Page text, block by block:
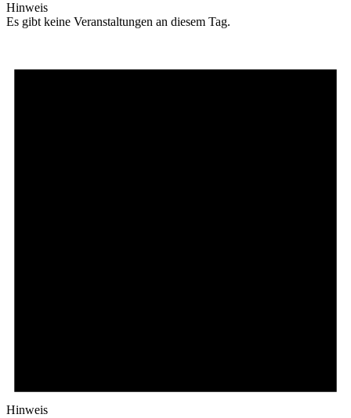
Hinweis
Es gibt keine Veranstaltungen an diesem Tag.
Hinweis